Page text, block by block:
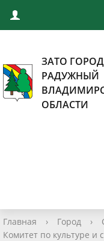
ЗАТО ГОРОД
РАДУЖНЫЙ
ОБЛАСТИ
Главная › Город ›
Комитет по культуре и